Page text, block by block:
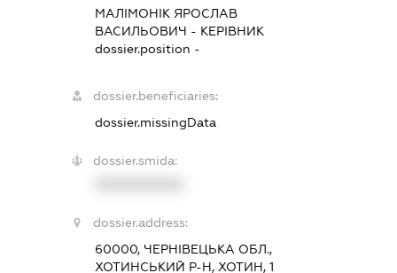
МАЛІМОНІК ЯРОСЛАВ
ВАСИЛЬОВИЧ - КЕРІВНИК
dossier.position -
dossier.beneficiaries:
dossier.missingData
dossier.smida:
dossier.address:
60000, ЧЕРНІВЕЦЬКА ОБЛ.,
ХОТИНСЬКИЙ Р-Н, ХОТИН, 1